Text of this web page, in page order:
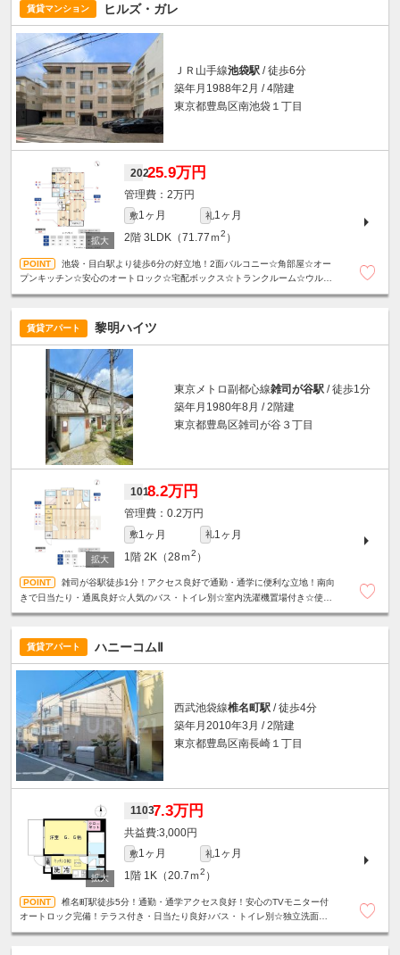
賃貸マンション ヒルズ・ガレ
ＪＲ山手線池袋駅 / 徒歩6分
築年月1988年2月 / 4階建
東京都豊島区南池袋１丁目
20225.9万円
2万円
敷1ヶ月 礼1ヶ月
2階 3LDK（71.77ｍ2 ）
池袋・目白駅より徒歩6分の好立地！2面バルコニー☆角部屋☆オー
プンキッチン☆安心のオートロック☆宅配ボックス☆トランクルーム☆ウルト
賃貸アパート 黎明ハイツ
東京メトロ副都心線雑司が谷駅 / 徒歩1分
築年月1980年8月 / 2階建
東京都豊島区雑司が谷３丁目
1018.2万円
0.2万円
敷1ヶ月 礼1ヶ月
1階 2K（28ｍ2 ）
雑司が谷駅徒歩1分！アクセス良好で通勤・通学に便利な立地！南向
きで日当たり・通風良好☆人気のバス・トイレ別☆室内洗濯機置場付き☆使い
賃貸アパート ハニーコムⅡ
西武池袋線椎名町駅 / 徒歩4分
築年月2010年3月 / 2階建
東京都豊島区南長崎１丁目
11037.3万円
3,000円
敷1ヶ月 礼1ヶ月
1階 1K（20.7ｍ2 ）
椎名町駅徒歩5分！通勤・通学アクセス良好！安心のTVモニター付
オートロック完備！テラス付き・日当たり良好♪バス・トイレ別☆独立洗面台